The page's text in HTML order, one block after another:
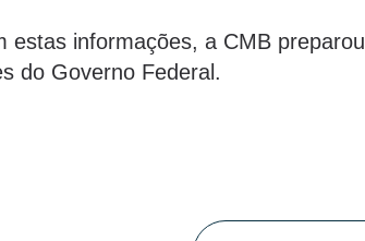
estas informações, a CMB preparou
do Governo Federal.